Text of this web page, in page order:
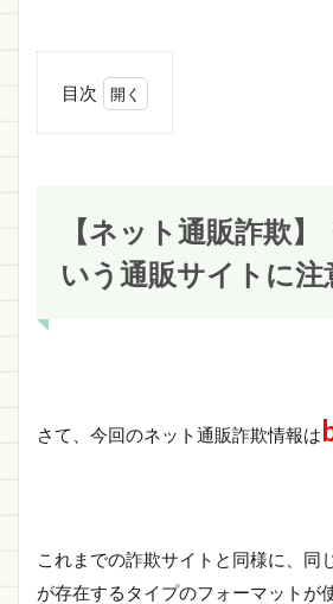
目次
という通
販サイト
に注意！
ごに
【ネット通販詐欺】
いう通販サイトに注
さて、今回のネット通販詐欺情報は
これまでの詐欺サイトと同様に、同
が存在するタイプのフォーマットが